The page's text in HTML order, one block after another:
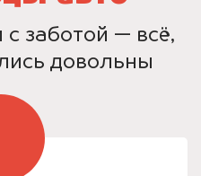
с заботой — всё,
довольны